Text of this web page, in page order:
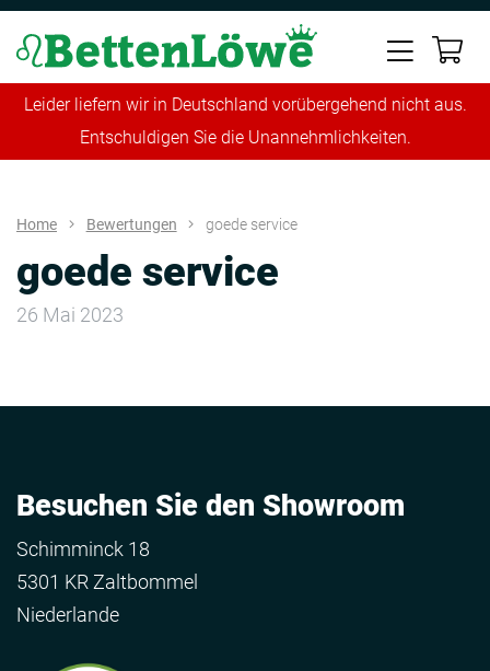
Leider liefern wir in Deutschland vorübergehend nicht aus.
Entschuldigen Sie die Unannehmlichkeiten.
Home Bewertungen goede service
goede service
26 Mai 2023
Besuchen Sie den Showroom
Schimminck 18
5301 KR Zaltbommel
Niederlande